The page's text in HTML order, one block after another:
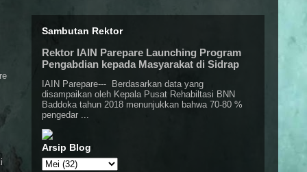
Sambutan Rektor
Rektor IAIN Parepare Launching Program
Pengabdian kepada Masyarakat di Sidrap
IAIN Parepare--- Berdasarkan data yang
disampaikan oleh Kepala Pusat Rehabiltasi BNN
Baddoka tahun 2018 menunjukkan bahwa 70-80 %
pengedar ...
Arsip Blog